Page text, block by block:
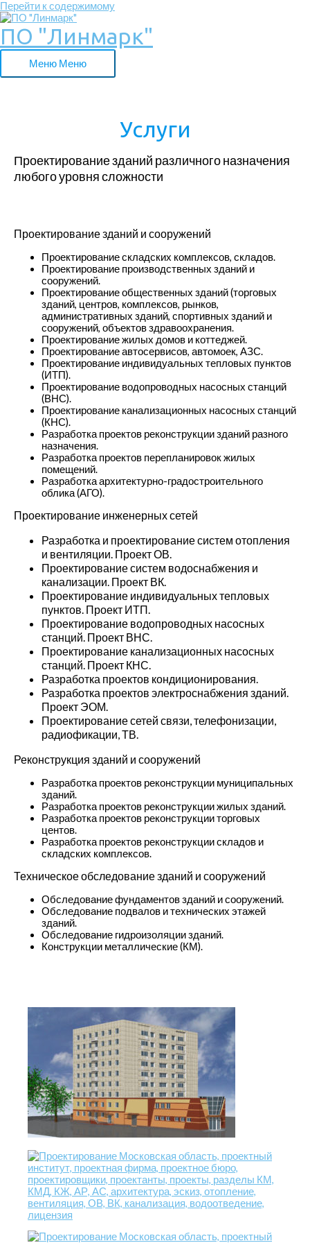
Перейти к содержимому
ПО "Линмарк"
Меню Меню
Услуги
Проектирование зданий различного назначения
любого уровня сложности
Проектирование зданий и сооружений
Проектирование складских комплексов, складов.
Проектирование производственных зданий и
сооружений.
Проектирование общественных зданий (торговых
зданий, центров, комплексов, рынков,
административных зданий, спортивных зданий и
сооружений, объектов здравоохранения.
Проектирование жилых домов и коттеджей.
Проектирование автосервисов, автомоек, АЗС.
Проектирование индивидуальных тепловых пунктов
(ИТП).
Проектирование водопроводных насосных станций
(ВНС).
Проектирование канализационных насосных станций
(КНС).
Разработка проектов реконструкции зданий разного
назначения.
Разработка проектов перепланировок жилых
помещений.
Разработка архитектурно-градостроительного
облика (АГО).
Проектирование инженерных сетей
Разработка и проектирование систем отопления
и вентиляции. Проект ОВ.
Проектирование систем водоснабжения и
канализации. Проект ВК.
Проектирование индивидуальных тепловых
пунктов. Проект ИТП.
Проектирование водопроводных насосных
станций. Проект ВНС.
Проектирование канализационных насосных
станций. Проект КНС.
Разработка проектов кондиционирования.
Разработка проектов электроснабжения зданий.
Проект ЭОМ.
Проектирование сетей связи, телефонизации,
радиофикации, ТВ.
Реконструкция зданий и сооружений
Разработка проектов реконструкции муниципальных
зданий.
Разработка проектов реконструкции жилых зданий.
Разработка проектов реконструкции торговых
центов.
Разработка проектов реконструкции складов и
складских комплексов.
Техническое обследование зданий и сооружений
Обследование фундаментов зданий и сооружений.
Обследование подвалов и технических этажей
зданий.
Обследование гидроизоляции зданий.
Конструкции металлические (КМ).